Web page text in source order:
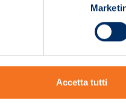
Accetta tutti
2.000.000,00 i.v. La Società adotta